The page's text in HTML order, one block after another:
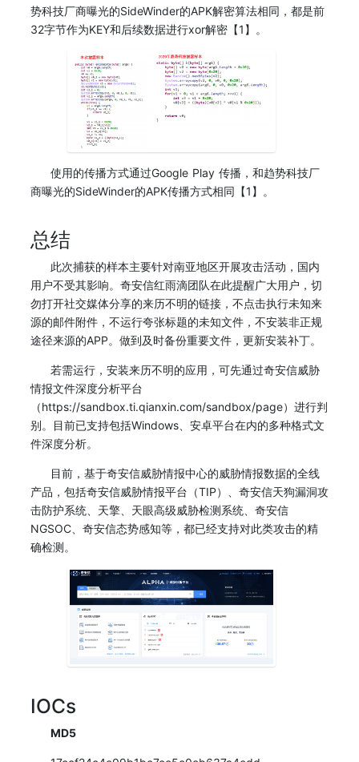
势科技厂商曝光的SideWinder的APK解密算法相同，都是前
32字节作为KEY和后续数据进行xor解密【1】。
使用的传播方式通过Google Play 传播，和趋势科技厂
商曝光的SideWinder的APK传播方式相同【1】。
总结
此次捕获的样本主要针对南亚地区开展攻击活动，国内
用户不受其影响。奇安信红雨滴团队在此提醒广大用户，切
勿打开社交媒体分享的来历不明的链接，不点击执行未知来
源的邮件附件，不运行夸张标题的未知文件，不安装非正规
途径来源的APP。做到及时备份重要文件，更新安装补丁。
若需运行，安装来历不明的应用，可先通过奇安信威胁
情报文件深度分析平台
（https://sandbox.ti.qianxin.com/sandbox/page）进行判
别。目前已支持包括Windows、安卓平台在内的多种格式文
件深度分析。
目前，基于奇安信威胁情报中心的威胁情报数据的全线
产品，包括奇安信威胁情报平台（TIP）、奇安信天狗漏洞攻
击防护系统、天擎、天眼高级威胁检测系统、奇安信
NGSOC、奇安信态势感知等，都已经支持对此类攻击的精
确检测。
IOCs
MD5